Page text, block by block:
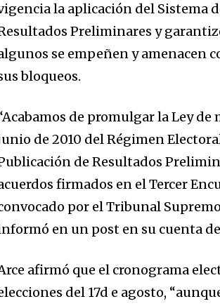
la aplicación del Sistema
Preliminares y
se empeñen y amenacen
bloqueos.
de promulgar la Ley de
de 2010 del Régimen
de Resultados
firmados en el Tercer
por el Tribunal
en un post en su cuenta
afirmó que el cronograma
del 17d e agosto,